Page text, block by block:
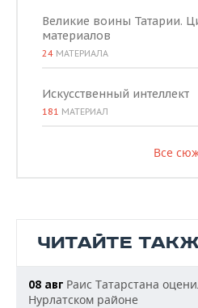
Великие воины Татарии.
материалов
24 МАТЕРИАЛА
Искусственный интеллект
181 МАТЕРИАЛ
Все
ЧИТАЙТЕ
08 авг Раис Татарстана
Нурлатском районе